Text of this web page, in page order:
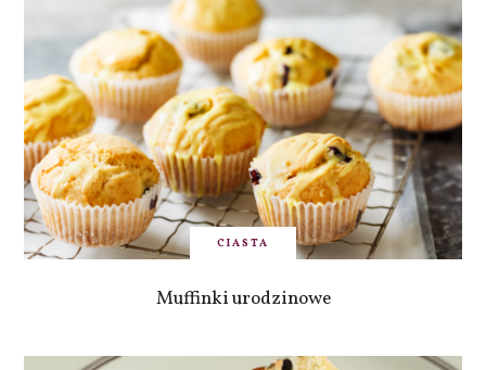
CIASTA
Muffinki urodzinowe